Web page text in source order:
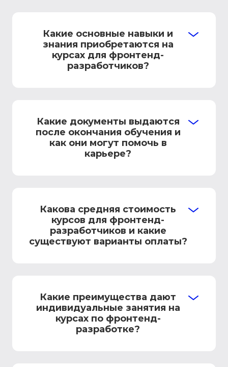
Какие основные навыки и
знания приобретаются на
курсах для фронтенд-
разработчиков?
Какие документы выдаются
после окончания обучения и
как они могут помочь в
карьере?
Какова средняя стоимость
курсов для фронтенд-
разработчиков и какие
существуют варианты оплаты?
Какие преимущества дают
индивидуальные занятия на
курсах по фронтенд-
разработке?